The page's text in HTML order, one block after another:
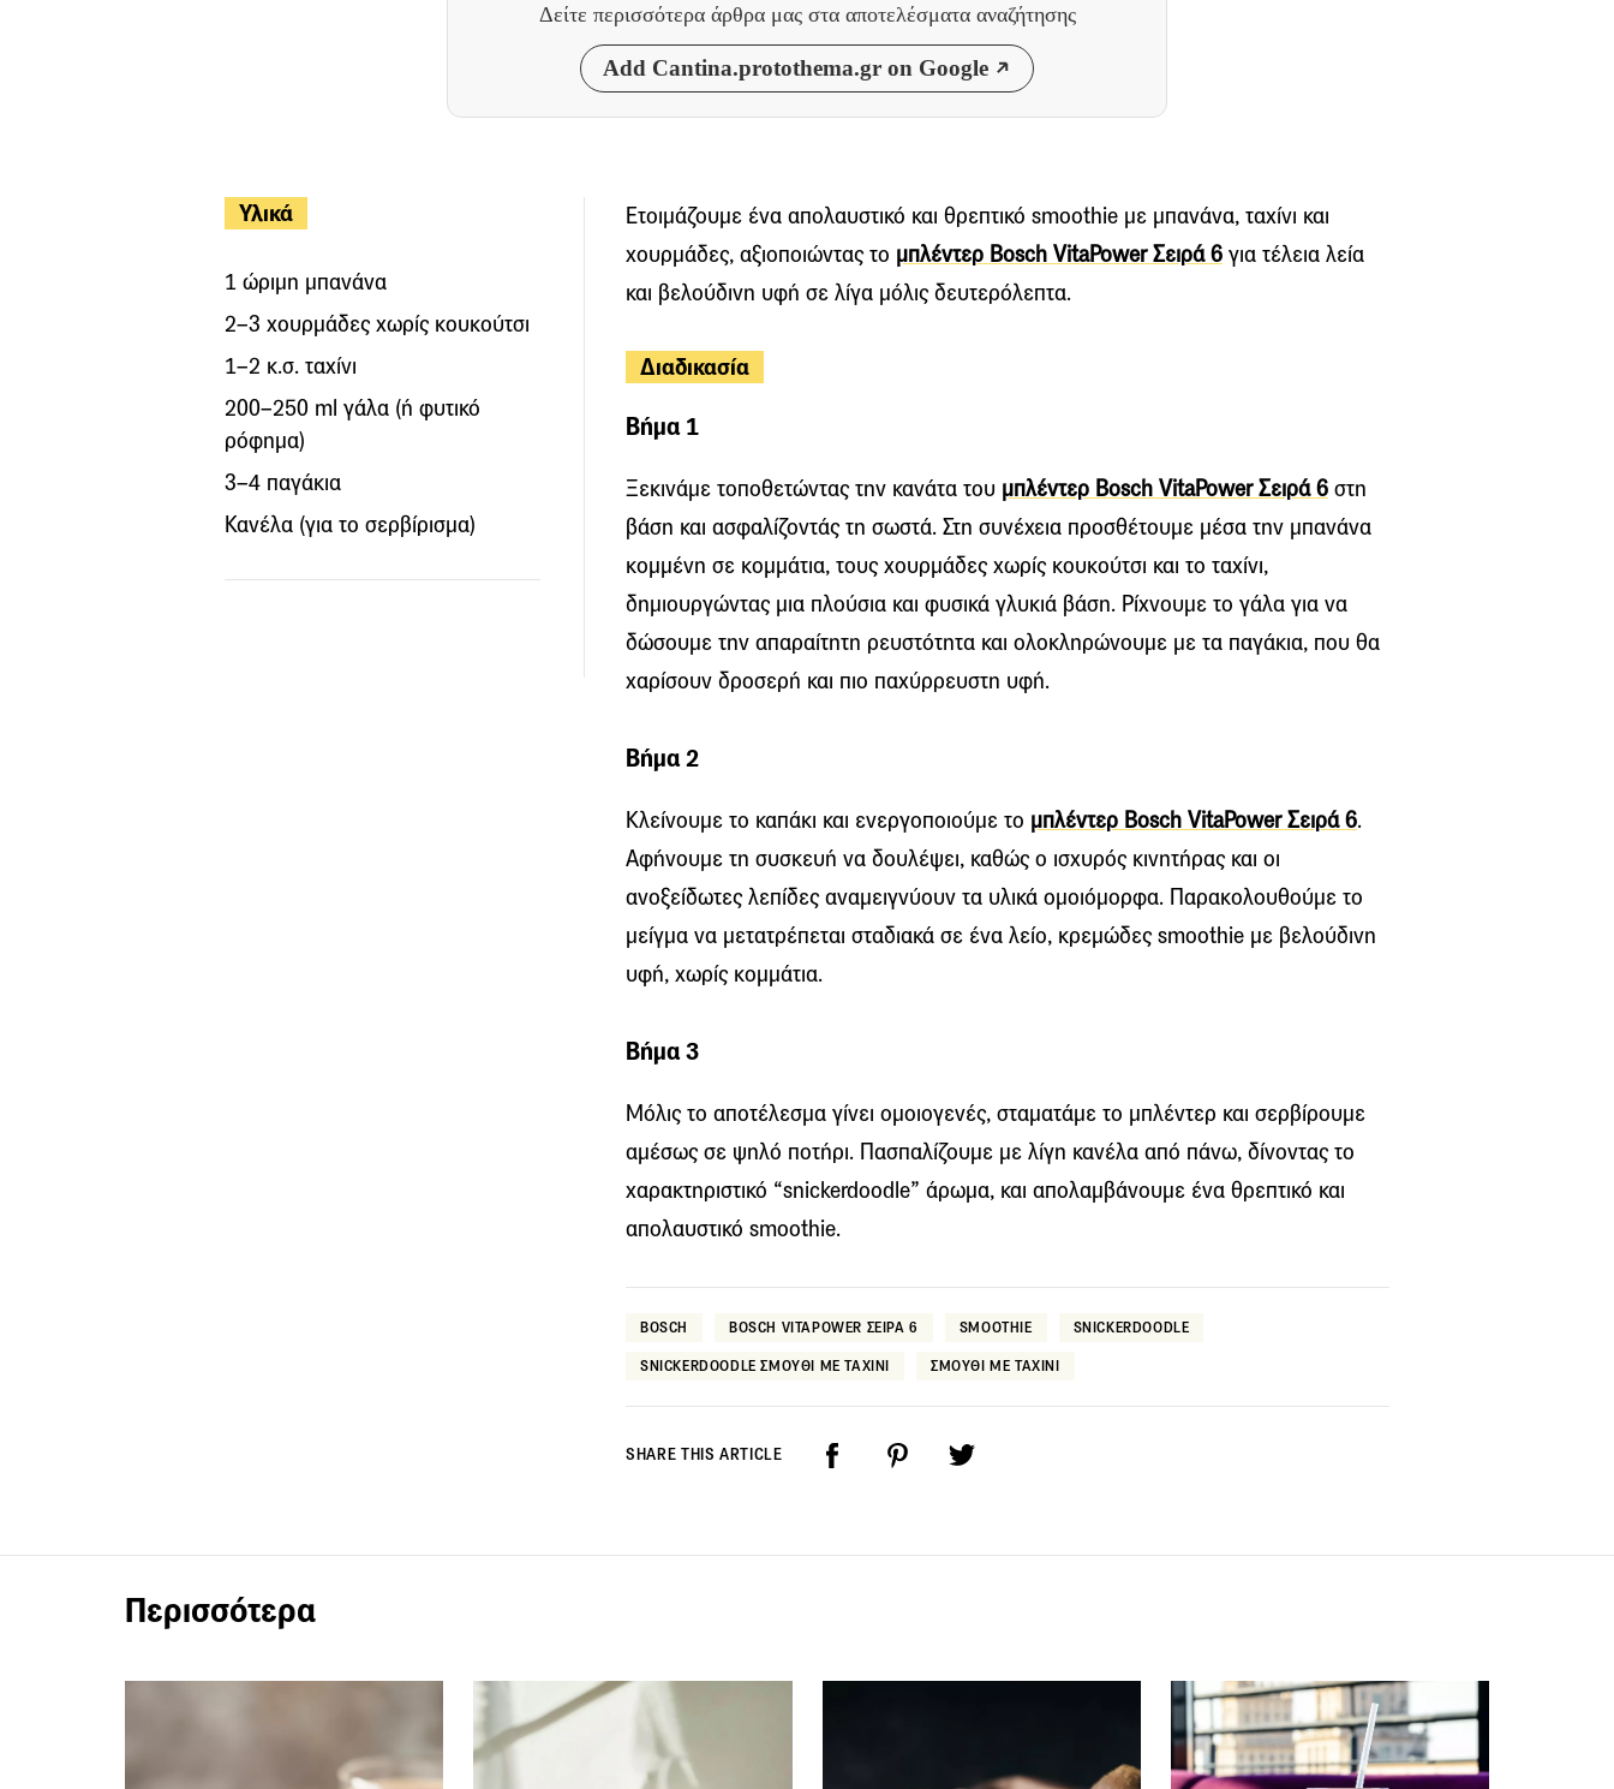
Δείτε περισσότερα άρθρα μας στα αποτελέσματα αναζήτησης
Add Cantina.protothema.gr on Google
Υλικά
1 ώριμη μπανάνα
2–3 χουρμάδες χωρίς κουκούτσι
1–2 κ.σ. ταχίνι
200–250 ml γάλα (ή φυτικό
ρόφημα)
3–4 παγάκια
Κανέλα (για το σερβίρισμα)
Ετοιμάζουμε ένα απολαυστικό και θρεπτικό smoothie με μπανάνα, ταχίνι και
χουρμάδες, αξιοποιώντας το μπλέντερ Bosch VitaPower Σειρά 6 για τέλεια λεία
και βελούδινη υφή σε λίγα μόλις δευτερόλεπτα.
Διαδικασία
Βήμα 1
Ξεκινάμε τοποθετώντας την κανάτα του μπλέντερ Bosch VitaPower Σειρά 6 στη
βάση και ασφαλίζοντάς τη σωστά. Στη συνέχεια προσθέτουμε μέσα την μπανάνα
κομμένη σε κομμάτια, τους χουρμάδες χωρίς κουκούτσι και το ταχίνι,
δημιουργώντας μια πλούσια και φυσικά γλυκιά βάση. Ρίχνουμε το γάλα για να
δώσουμε την απαραίτητη ρευστότητα και ολοκληρώνουμε με τα παγάκια, που θα
χαρίσουν δροσερή και πιο παχύρρευστη υφή.
Βήμα 2
Κλείνουμε το καπάκι και ενεργοποιούμε το μπλέντερ Bosch VitaPower Σειρά 6.
Αφήνουμε τη συσκευή να δουλέψει, καθώς ο ισχυρός κινητήρας και οι
ανοξείδωτες λεπίδες αναμειγνύουν τα υλικά ομοιόμορφα. Παρακολουθούμε το
μείγμα να μετατρέπεται σταδιακά σε ένα λείο, κρεμώδες smoothie με βελούδινη
υφή, χωρίς κομμάτια.
Βήμα 3
Μόλις το αποτέλεσμα γίνει ομοιογενές, σταματάμε το μπλέντερ και σερβίρουμε
αμέσως σε ψηλό ποτήρι. Πασπαλίζουμε με λίγη κανέλα από πάνω, δίνοντας το
χαρακτηριστικό “snickerdoodle” άρωμα, και απολαμβάνουμε ένα θρεπτικό και
απολαυστικό smoothie.
BOSCH BOSCH VITAPOWER ΣΕΙΡΑ 6 SMOOTHIE SNICKERDOODLE
SNICKERDOODLE ΣΜΟΥΘΙ ΜΕ ΤΑΧΙΝΙ ΣΜΟΥΘΙ ΜΕ ΤΑΧΙΝΙ
SHARE THIS ARTICLE
Περισσότερα